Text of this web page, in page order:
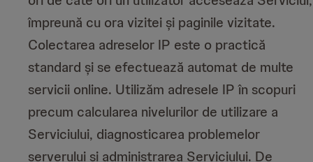
împreună cu ora vizitei și paginile vizitate.
Colectarea adreselor IP este o practică
standard și se efectuează automat de multe
servicii online. Utilizăm adresele IP în scopuri
precum calcularea nivelurilor de utilizare a
Serviciului, diagnosticarea problemelor
serverului și administrarea Serviciului. De